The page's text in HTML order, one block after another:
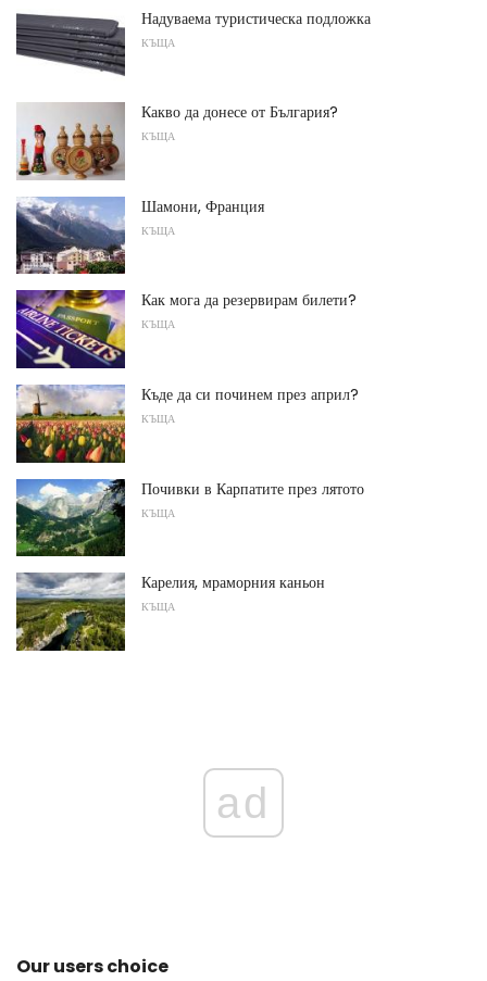
Надуваема туристическа подложка
КЪЩА
Какво да донесе от България?
КЪЩА
Шамони, Франция
КЪЩА
Как мога да резервирам билети?
КЪЩА
Къде да си починем през април?
КЪЩА
Почивки в Карпатите през лятото
КЪЩА
Карелия, мраморния каньон
КЪЩА
ad
Our users choice